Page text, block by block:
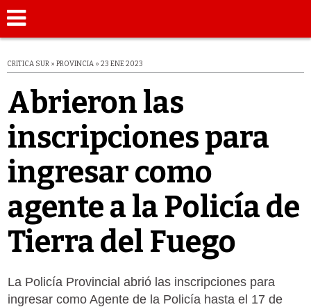
CRITICA SUR » PROVINCIA » 23 ENE 2023
Abrieron las
inscripciones para
ingresar como
agente a la Policía de
Tierra del Fuego
La Policía Provincial abrió las inscripciones para
ingresar como Agente de la Policía hasta el 17 de